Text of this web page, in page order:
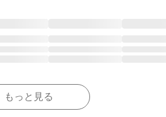
もっと見る